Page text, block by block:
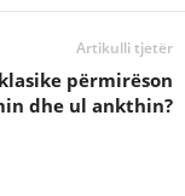
Artikulli tjetër
përmirëson
dhe ul ankthin?